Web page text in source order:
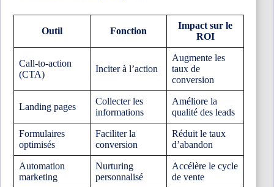
Outil Fonction
Impact sur le
ROI
Call-to-action
(CTA)
Inciter à l’action
Augmente les
taux de
conversion
Landing pages
Collecter les
informations
Améliore la
qualité des leads
Formulaires
optimisés
Faciliter la
conversion
Réduit le taux
d’abandon
Automation
marketing
Nurturing
personnalisé
Accélère le cycle
de vente